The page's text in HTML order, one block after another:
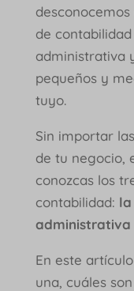
de
administrativa
pequeños y
tuyo.
Sin importar
de tu negocio,
conozcas los
contabilidad:
En este
una, cuáles